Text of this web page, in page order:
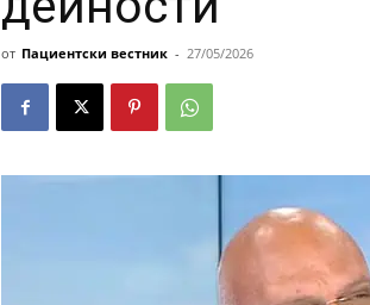
от Пациентски вестник - 27/05/2026